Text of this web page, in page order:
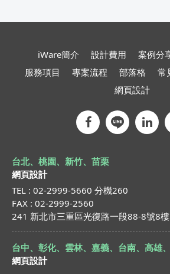
iWare簡介 設計費用 案例分
服務項目
專案流程 部落格 常
網頁設計
台北、桃園、新竹、苗栗
網頁設計
TEL : 02-2999-5660 分機260
FAX : 02-2999-2560
241 新北市三重區光復路一段88-8號8樓
台中、彰化、雲林、嘉義、台南、高雄
網頁設計